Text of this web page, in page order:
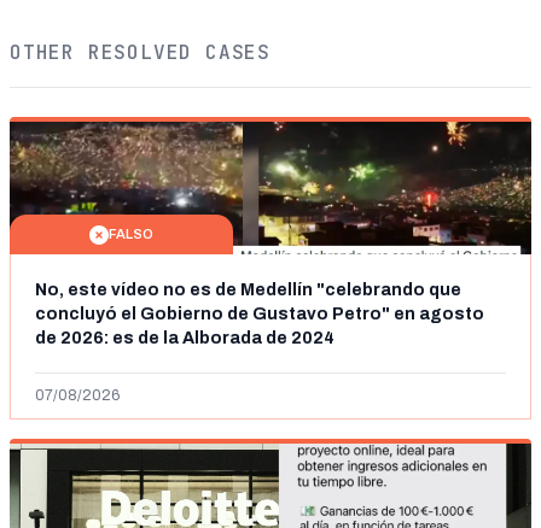
OTHER RESOLVED CASES
FALSO
No, este vídeo no es de Medellín "celebrando que
concluyó el Gobierno de Gustavo Petro" en agosto
de 2026: es de la Alborada de 2024
07/08/2026